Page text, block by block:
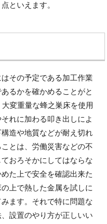
といえます。
その予定である加工作業
るかを確かめることがと
変重量な蜂之巣床を使用
れに加わる叩き出しによ
造や地質などが耐え切れ
とは、労働災害などの不
おろそかにしてはならな
た上で安全を確認出来た
上で熱した金属を試しに
ます。それで特に問題な
設置のやり方が正しいい